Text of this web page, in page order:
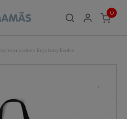
0
ITEMS
Ergobaby Evolve